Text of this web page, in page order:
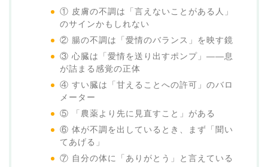
① 皮膚の不調は「言えないことがある人」
のサインかもしれない
② 腸の不調は「愛情のバランス」を映す鏡
③ 心臓は「愛情を送り出すポンプ」——息
が詰まる感覚の正体
④ すい臓は「甘えることへの許可」のバロ
メーター
⑤ 「農薬より先に見直すこと」がある
⑥ 体が不調を出しているとき、まず「聞い
てあげる」
⑦ 自分の体に「ありがとう」と言えている